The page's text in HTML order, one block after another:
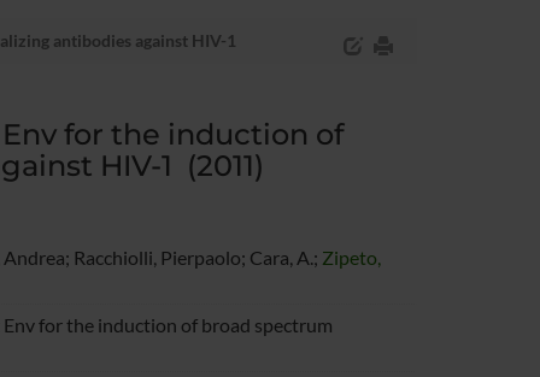
antibodies against HIV-1
for the induction of
HIV-1 (2011)
Racchiolli, Pierpaolo; Cara, A.; Zipeto,
for the induction of broad spectrum